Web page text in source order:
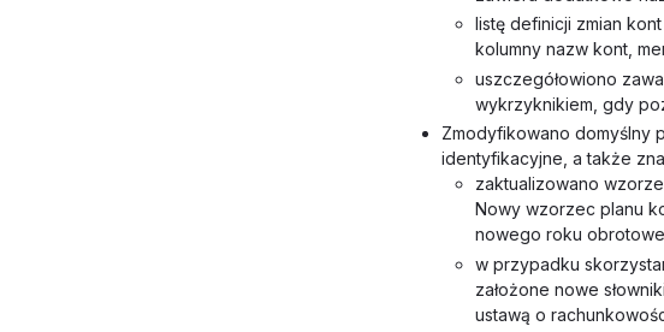
listę definicji zmian
kolumny nazw kont,
uszczegółowiono
wykrzyknikiem, gdy
Zmodyfikowano domyślny
identyfikacyjne, a także
zaktualizowano
Nowy wzorzec planu
nowego roku
w przypadku
założone nowe
ustawą o